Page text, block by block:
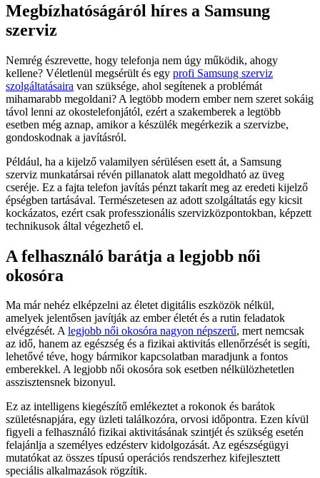
Megbízhatóságáról híres a Samsung
szerviz
Nemrég észrevette, hogy telefonja nem úgy működik, ahogy
kellene? Véletlenül megsérült és egy profi Samsung szerviz
szolgáltatásaira van szüksége, ahol segítenek a problémát
mihamarabb megoldani? A legtöbb modern ember nem szeret sokáig
távol lenni az okostelefonjától, ezért a szakemberek a legtöbb
esetben még aznap, amikor a készülék megérkezik a szervizbe,
gondoskodnak a javításról.
Például, ha a kijelző valamilyen sérülésen esett át, a Samsung
szerviz munkatársai révén pillanatok alatt megoldható az üveg
cseréje. Ez a fajta telefon javítás pénzt takarít meg az eredeti kijelző
épségben tartásával. Természetesen az adott szolgáltatás egy kicsit
kockázatos, ezért csak professzionális szervizközpontokban, képzett
technikusok által végezhető el.
A felhasználó barátja a legjobb női
okosóra
Ma már nehéz elképzelni az életet digitális eszközök nélkül,
amelyek jelentősen javítják az ember életét és a rutin feladatok
elvégzését. Alegjobb női okosóra nagyon népszerű, mert nemcsak
az idő, hanem az egészség és a fizikai aktivitás ellenőrzését is segíti,
lehetővé téve, hogy bármikor kapcsolatban maradjunk a fontos
emberekkel. A legjobb női okosóra sok esetben nélkülözhetetlen
asszisztensnek bizonyul.
Ez az intelligens kiegészítő emlékeztet a rokonok és barátok
születésnapjára, egy üzleti találkozóra, orvosi időpontra. Ezen kívül
figyeli a felhasználó fizikai aktivitásának szintjét és szükség esetén
felajánlja a személyes edzésterv kidolgozását. Az egészségügyi
mutatókat az összes típusú operációs rendszerhez kifejlesztett
speciális alkalmazások rögzítik.